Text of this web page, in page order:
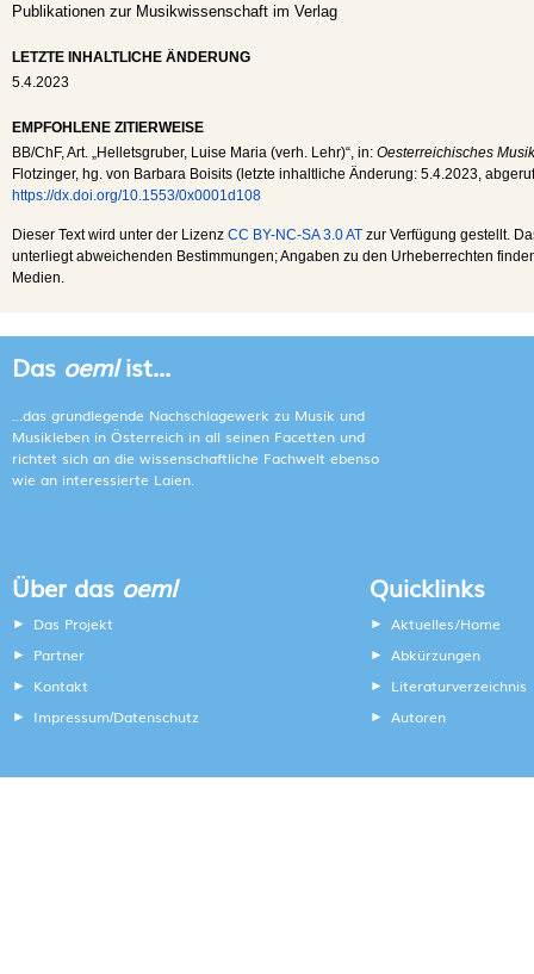
Publikationen zur Musikwissenschaft im Verlag
LETZTE INHALTLICHE ÄNDERUNG
5.4.2023
EMPFOHLENE ZITIERWEISE
BB/ChF, Art. „Helletsgruber, Luise Maria (verh. Lehr)“, in: Oesterreichisches
Flotzinger, hg. von Barbara Boisits (letzte inhaltliche Änderung: 5.4.2023 ,
https://dx.doi.org/10.1553/0x0001d108
Dieser Text wird unter der Lizenz CC BY-NC-SA 3.0 AT zur Verfügung gestellt.
unterliegt abweichenden Bestimmungen; Angaben zu den Urheberrechten
Medien.
Das oemlist...
...das grundlegende Nachschlagewerk zu Musik und
Musikleben in Österreich in all seinen Facetten und
richtet sich an die wissenschaftliche Fachwelt ebenso
wie an interessierte Laien.
Über das oeml
Das Projekt
Partner
Kontakt
Impressum/Datenschutz
Quicklinks
Aktuelles/Home
Abkürzungen
Literaturverzeichnis
Autoren